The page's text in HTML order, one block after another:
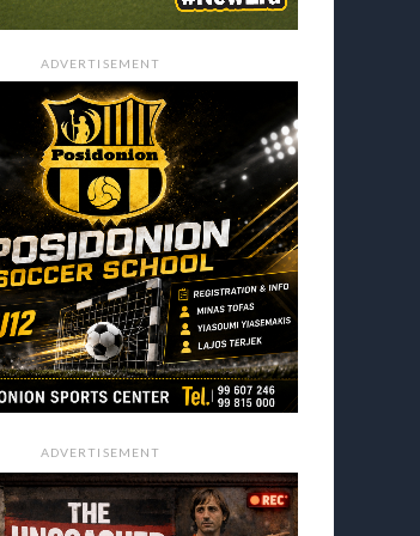
ADVERTISEMENT
ADVERTISEMENT